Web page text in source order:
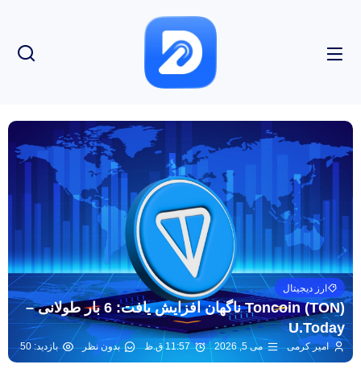
ارز دیجیتال
Toncoin (TON) ناگهان افزایش یافت: 6 بار طولانی –
U.Today
امیر کرمی می 5, 2026 11:57 ق.ظ بدون نظر بازدید: 50